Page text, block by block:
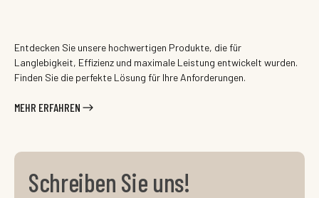
Entdecken Sie unsere hochwertigen Produkte, die für
Langlebigkeit, Effizienz und maximale Leistung entwickelt wurden.
Finden Sie die perfekte Lösung für Ihre Anforderungen.
MEHR ERFAHREN
Schreiben Sie uns!